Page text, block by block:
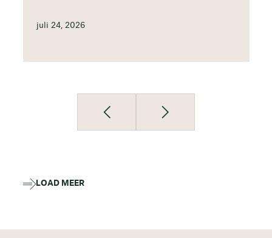
juli 24, 2026
LOAD MEER